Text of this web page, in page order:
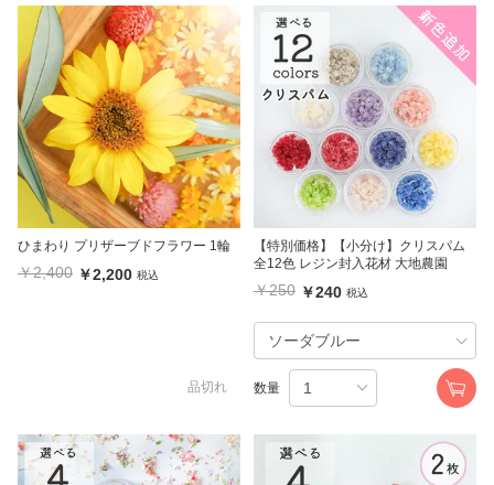
ひまわり プリザーブドフラワー 1輪
￥2,400 ￥2,200 税込
品切れ
【特別価格】【小分け】クリスパム
全12色 レジン封入花材 大地農園
￥250 ￥240 税込
数量